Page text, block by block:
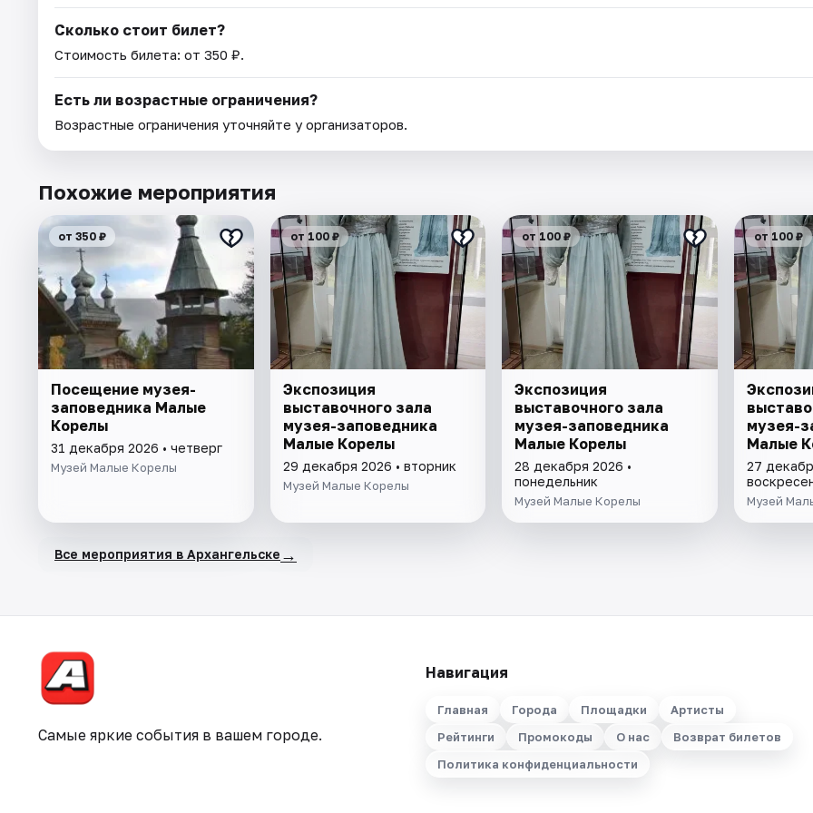
Сколько стоит билет?
Стоимость билета: от 350 ₽.
Есть ли возрастные ограничения?
Возрастные ограничения уточняйте у организаторов.
Похожие мероприятия
от 350 ₽
Посещение музея-
заповедника Малые
Корелы
31 декабря 2026 • четверг
Музей Малые Корелы
от 100 ₽
Экспозиция
выставочного зала
музея-заповедника
Малые Корелы
29 декабря 2026 • вторник
Музей Малые Корелы
от 100 ₽
Экспозиция
выставочного зала
музея-заповедника
Малые Корелы
28 декабря 2026 •
понедельник
Музей Малые Корелы
от 100 ₽
музея-
Малые
27
Музей
Все мероприятия в Архангельске →
Самые яркие события в вашем городе.
Навигация
Главная Города Площадки
Артисты
Рейтинги
Промокоды О нас
Возврат билетов
Политика конфиденциальности